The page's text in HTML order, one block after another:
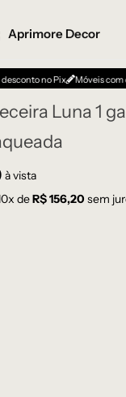
no Pix Móveis com design
Luna 1
à vista
x deR$156,20 sem